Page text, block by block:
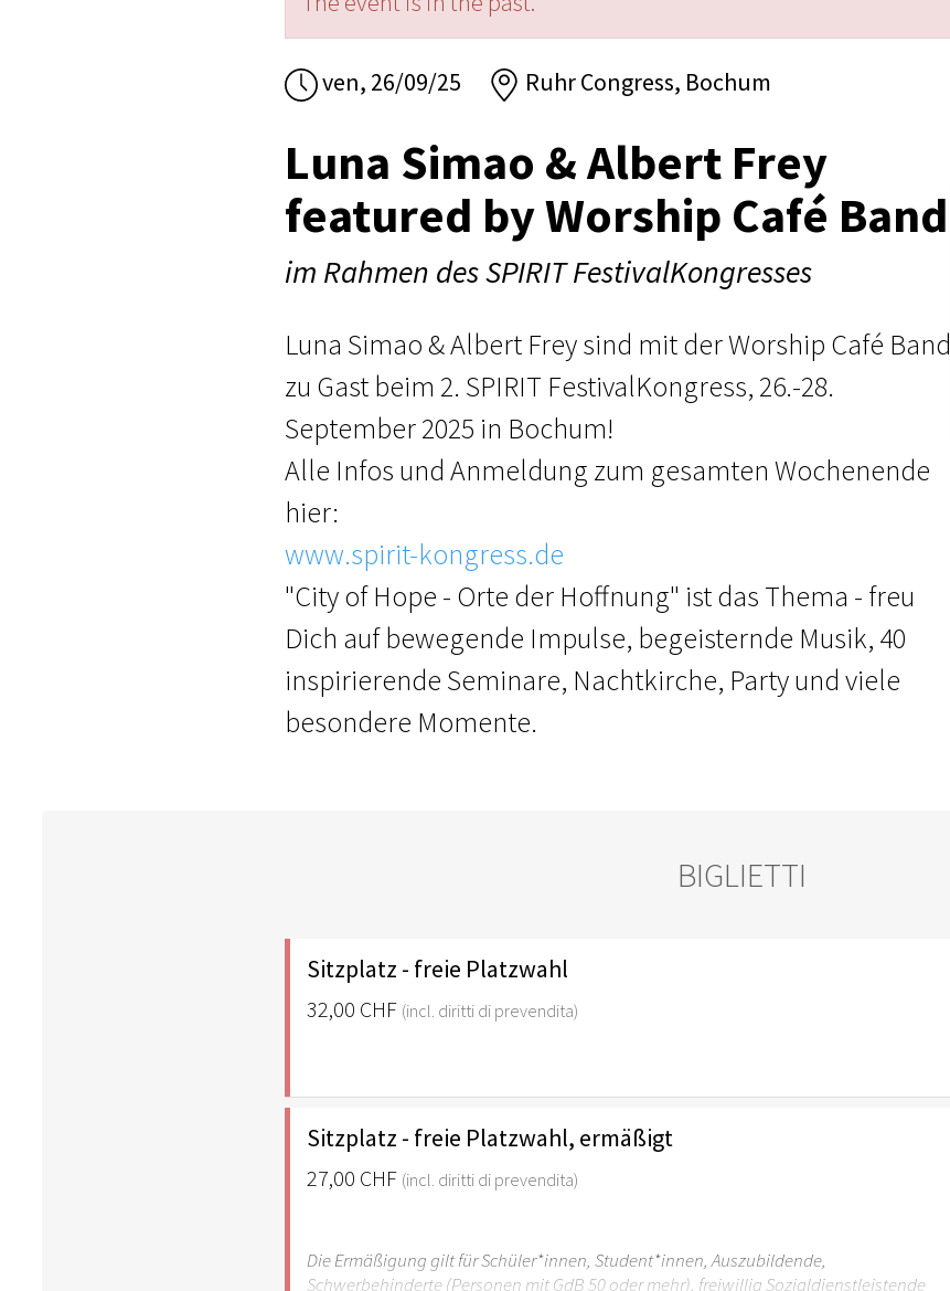
ven, 26/09/25 Ruhr Congress, Bochum
Luna Simao & Albert Frey
featured by Worship Café Band
im Rahmen des SPIRIT FestivalKongresses
Luna Simao & Albert Frey sind mit der Worship Café Band
zu Gast beim 2. SPIRIT FestivalKongress, 26.-28.
September 2025 in Bochum!
Alle Infos und Anmeldung zum gesamten Wochenende
hier:
www.spirit-kongress.de
"City of Hope - Orte der Hoffnung" ist das Thema - freu
Dich auf bewegende Impulse, begeisternde Musik, 40
inspirierende Seminare, Nachtkirche, Party und viele
besondere Momente.
BIGLIETTI
Sitzplatz - freie Platzwahl
32,00 CHF (incl. diritti di prevendita)
Sitzplatz - freie Platzwahl, ermäßigt
27,00 CHF (incl. diritti di prevendita)
Die Ermäßigung gilt für Schüler*innen, Student*innen, Auszubildende,
Schwerbehinderte (Personen mit GdB 50 oder mehr), freiwillig Sozialdienstleistende